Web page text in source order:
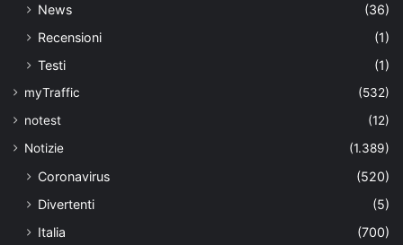
News
(36)
Recensioni
(1)
Testi
(1)
myTraffic
(532)
notest
(12)
Notizie
(1.389)
Coronavirus
(520)
Divertenti
(5)
Italia
(700)